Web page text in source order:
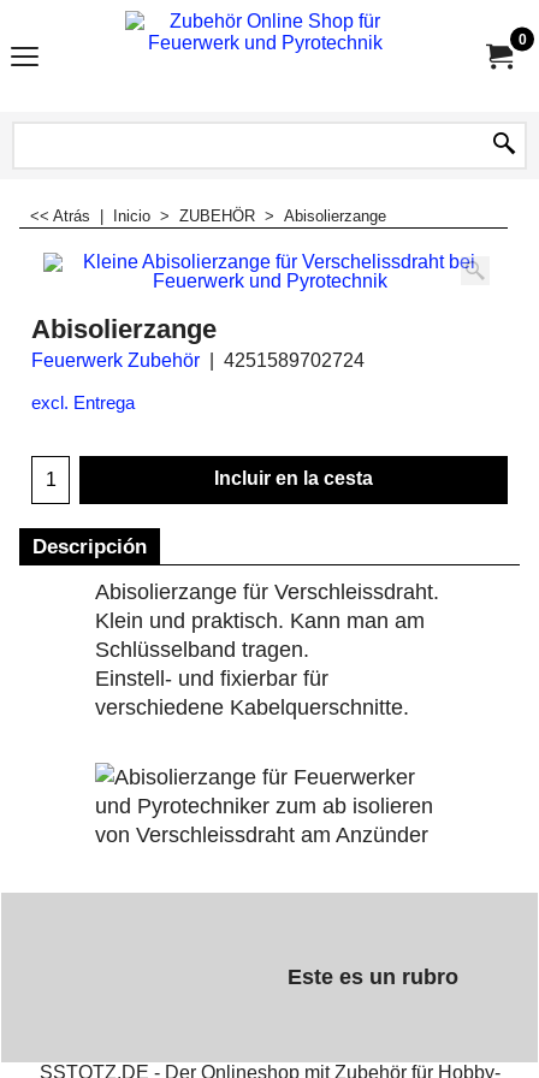
0
<< Atrás Inicio > ZUBEHÖR > Abisolierzange
Abisolierzange
Feuerwerk Zubehör 4251589702724
excl. Entrega
Incluir en la cesta
Descripción
Abisolierzange für Verschleissdraht.
Klein und praktisch. Kann man am
Schlüsselband tragen.
Einstell- und fixierbar für
verschiedene Kabelquerschnitte.
Este es un rubro
SSTOTZ.DE - Der Onlineshop mit Zubehör für Hobby-